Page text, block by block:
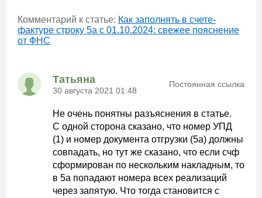
Комментарий к статье: Как заполнять в счете-
фактуре строку 5а с 01.10.2024: свежее пояснение
от ФНС
Татьяна
30 августа 2021 01:48
Постоянная ссылка
Не очень понятны разъяснения в статье.
С одной сторона сказано, что номер УПД
(1) и номер документа отгрузки (5а) должны
совпадать, но тут же сказано, что если счф
сформирован по нескольким накладным, то
в 5а попадают номера всех реализаций
через запятую. Что тогда становится с